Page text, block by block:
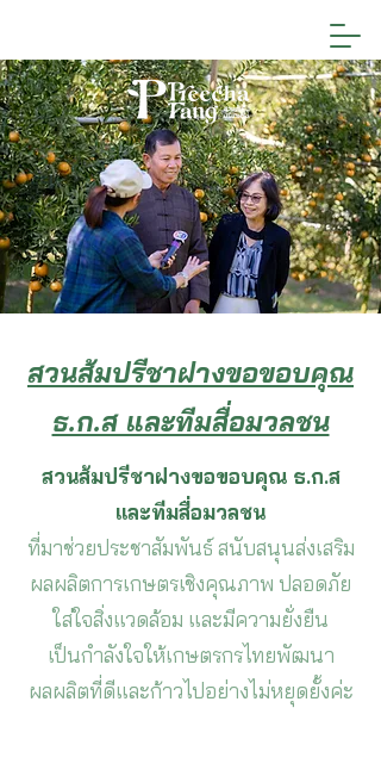
สวนส้มปรีชาฝางขอขอบคุณ
ธ.ก.ส และทีมสื่อมวลชน
สวนส้มปรีชาฝางขอขอบคุณ ธ.ก.ส
และทีมสื่อมวลชน
ที่มาช่วยประชาสัมพันธ์ สนับสนุนส่งเสริม
ผลผลิตการเกษตรเชิงคุณภาพ ปลอดภัย
ใส่ใจสิ่งแวดล้อม และมีความยั่งยืน
เป็นกำลังใจให้เกษตรกรไทยพัฒนา
ผลผลิตที่ดีและก้าวไปอย่างไม่หยุดยั้งค่ะ